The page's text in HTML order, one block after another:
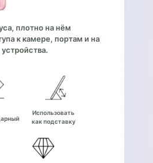
плотно на нём
к камере, портам и на
Использовать
как подставку